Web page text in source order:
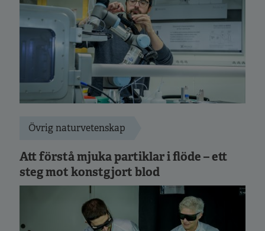
Övrig naturvetenskap
Att förstå mjuka partiklar i flöde – ett
steg mot konstgjort blod